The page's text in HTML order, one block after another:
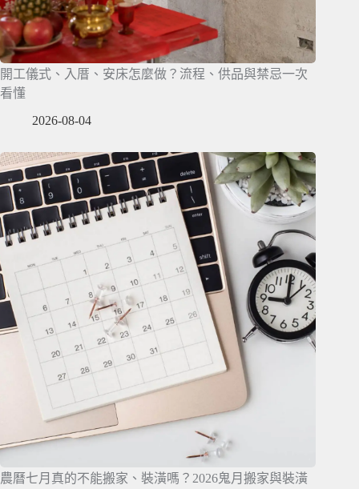
開工儀式、入厝、安床怎麼做？流程、供品與禁忌一次
看懂
2026-08-04
農曆七月真的不能搬家、裝潢嗎？2026鬼月搬家與裝潢